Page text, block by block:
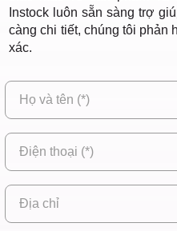
Instock luôn sẵn sàng trợ
càng chi tiết, chúng tôi phản
xác.